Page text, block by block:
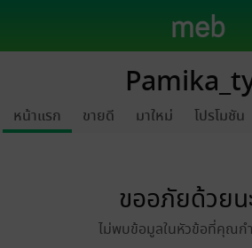
หน้าแรก ขายดี มาใหม่ โปรโมชัน
ขออภัยด้วยน
ไม่พบข้อมูลในหัวข้อที่คุณก